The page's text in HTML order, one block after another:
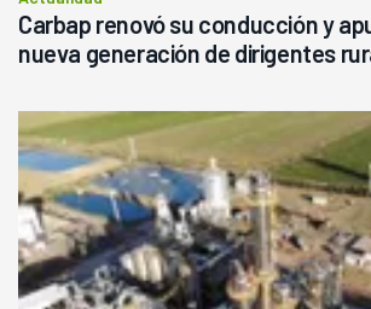
Carbap renovó su conducción y
nueva generación de dirigentes